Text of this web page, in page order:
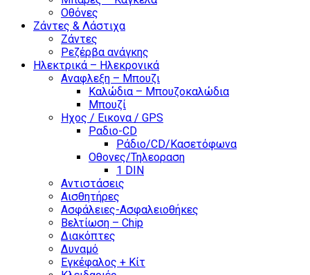
Οθόνες
Ζάντες & Λάστιχα
Ζάντες
Ρεζέρβα ανάγκης
Ηλεκτρικά – Ηλεκρονικά
Αναφλεξη – Μπουζι
Καλώδια – Μπουζοκαλώδια
Μπουζί
Ηχος / Εικονα / GPS
Ραδιο-CD
Ράδιο/CD/Κασετόφωνα
Οθονες/Τηλεοραση
1 DIN
Αντιστάσεις
Αισθητήρες
Ασφάλειες-Ασφαλειοθήκες
Βελτίωση – Chip
Διακόπτες
Δυναμό
Εγκέφαλος + Κίτ